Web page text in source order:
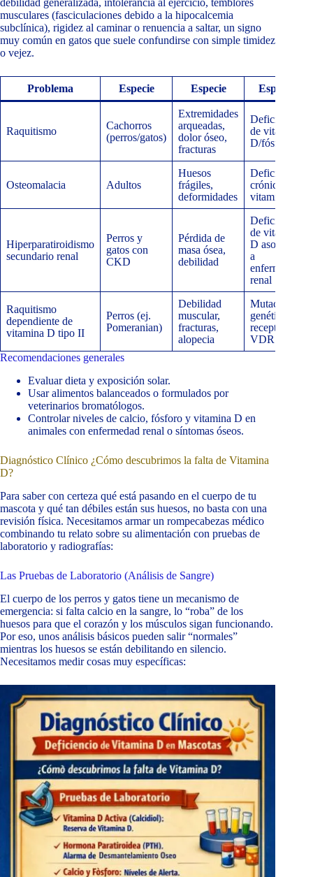
debilidad generalizada, intolerancia al ejercicio, temblores
musculares (fasciculaciones debido a la hipocalcemia
subclínica), rigidez al caminar o renuencia a saltar, un signo
muy común en gatos que suele confundirse con simple timidez
o vejez.
Problema Especie Especie Especie
Raquitismo
Cachorros
(perros/gatos)
Extremidades
arqueadas,
dolor óseo,
fracturas
Deficiencia
de vitamina
D/fósforo
Osteomalacia Adultos
Huesos
frágiles,
deformidades
Deficiencia
crónica de
vitamina D
Hiperparatiroidismo
secundario renal
Perros y
gatos con
CKD
Pérdida de
masa ósea,
debilidad
Deficiencia
de vitamina
D asociada
a
enfermedad
renal
Raquitismo
dependiente de
vitamina D tipo II
Perros (ej.
Pomeranian)
Debilidad
muscular,
fracturas,
alopecia
Mutación
genética en
receptor
VDR
Recomendaciones generales
Evaluar dieta y exposición solar.
Usar alimentos balanceados o formulados por
veterinarios bromatólogos.
Controlar niveles de calcio, fósforo y vitamina D en
animales con enfermedad renal o síntomas óseos.
Diagnóstico Clínico ¿Cómo descubrimos la falta de Vitamina
D?
Para saber con certeza qué está pasando en el cuerpo de tu
mascota y qué tan débiles están sus huesos, no basta con una
revisión física. Necesitamos armar un rompecabezas médico
combinando tu relato sobre su alimentación con pruebas de
laboratorio y radiografías:
Las Pruebas de Laboratorio (Análisis de Sangre)
El cuerpo de los perros y gatos tiene un mecanismo de
emergencia: si falta calcio en la sangre, lo “roba” de los
huesos para que el corazón y los músculos sigan funcionando.
Por eso, unos análisis básicos pueden salir “normales”
mientras los huesos se están debilitando en silencio.
Necesitamos medir cosas muy específicas: